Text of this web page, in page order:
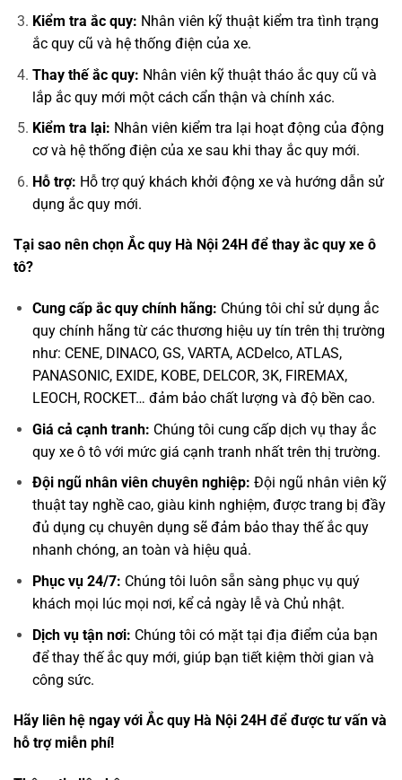
Kiểm tra ắc quy: Nhân viên kỹ thuật kiểm tra tình trạng
ắc quy cũ và hệ thống điện của xe.
Thay thế ắc quy: Nhân viên kỹ thuật tháo ắc quy cũ và
lắp ắc quy mới một cách cẩn thận và chính xác.
Kiểm tra lại: Nhân viên kiểm tra lại hoạt động của động
cơ và hệ thống điện của xe sau khi thay ắc quy mới.
Hỗ trợ: Hỗ trợ quý khách khởi động xe và hướng dẫn sử
dụng ắc quy mới.
Tại sao nên chọn Ắc quy Hà Nội 24H để thay ắc quy xe ô
tô?
Cung cấp ắc quy chính hãng: Chúng tôi chỉ sử dụng ắc
quy chính hãng từ các thương hiệu uy tín trên thị trường
như: CENE, DINACO, GS, VARTA, ACDelco, ATLAS,
PANASONIC, EXIDE, KOBE, DELCOR, 3K, FIREMAX,
LEOCH, ROCKET… đảm bảo chất lượng và độ bền cao.
Giá cả cạnh tranh: Chúng tôi cung cấp dịch vụ thay ắc
quy xe ô tô với mức giá cạnh tranh nhất trên thị trường.
Đội ngũ nhân viên chuyên nghiệp: Đội ngũ nhân viên kỹ
thuật tay nghề cao, giàu kinh nghiệm, được trang bị đầy
đủ dụng cụ chuyên dụng sẽ đảm bảo thay thế ắc quy
nhanh chóng, an toàn và hiệu quả.
Phục vụ 24/7: Chúng tôi luôn sẵn sàng phục vụ quý
khách mọi lúc mọi nơi, kể cả ngày lễ và Chủ nhật.
Dịch vụ tận nơi: Chúng tôi có mặt tại địa điểm của bạn
để thay thế ắc quy mới, giúp bạn tiết kiệm thời gian và
công sức.
Hãy liên hệ ngay với Ắc quy Hà Nội 24H để được tư vấn và
hỗ trợ miễn phí!